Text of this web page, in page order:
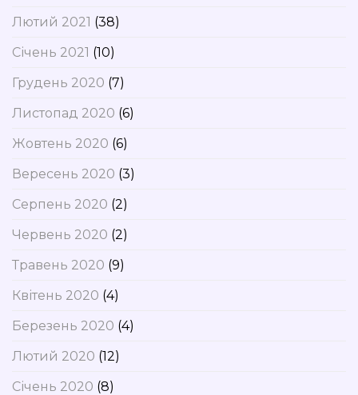
Лютий 2021 (38)
Січень 2021 (10)
Грудень 2020 (7)
Листопад 2020 (6)
Жовтень 2020 (6)
Вересень 2020 (3)
Серпень 2020 (2)
Червень 2020 (2)
Травень 2020 (9)
Квітень 2020 (4)
Березень 2020 (4)
Лютий 2020 (12)
Січень 2020 (8)